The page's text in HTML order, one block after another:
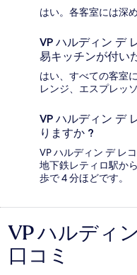
はい。各客室には深
VP ハルディン デ
易キッチンが付い
はい、すべての客室
レンジ、エスプレッ
VP ハルディン デ
りますか ?
VP ハルディン デ レ
地下鉄レティロ駅か
歩で 4 分ほどです。
口
コ
VP ハルディ
口コミ